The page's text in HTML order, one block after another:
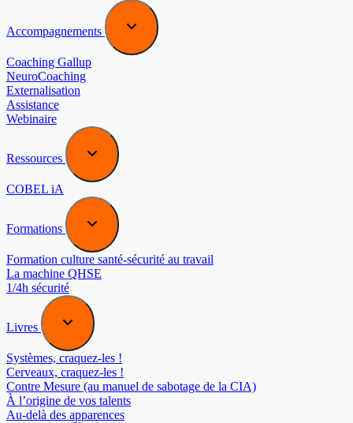
Accompagnements
Coaching Gallup
NeuroCoaching
Externalisation
Assistance
Webinaire
Ressources
COBEL iA
Formations
Formation culture santé-sécurité au travail
La machine QHSE
1/4h sécurité
Livres
Systèmes, craquez-les !
Cerveaux, craquez-les !
Contre Mesure (au manuel de sabotage de la CIA)
À l’origine de vos talents
Au-delà des apparences